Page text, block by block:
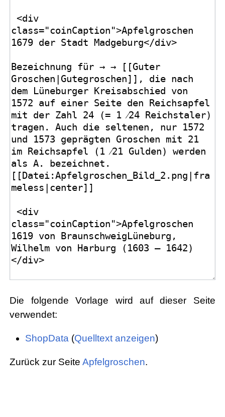
Die folgende Vorlage wird auf dieser Seite
verwendet:
ShopData(Quelltext anzeigen)
Zurück zur SeiteApfelgroschen.